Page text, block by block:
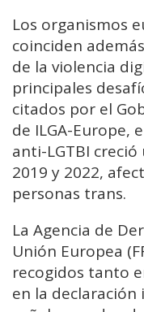
Los organismos
coinciden
de la violencia
principales
citados por el
de ILGA-Europe,
anti-LGTBI
2019 y 2022,
personas trans.
La Agencia de
Unión Europea
recogidos tanto
en la